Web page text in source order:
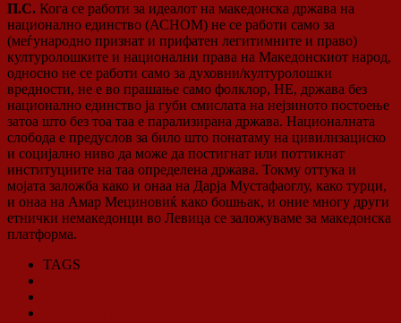
П.С. Кога се работи за идеалот на македонска држава на
национално единство (АСНОМ) не се работи само за
(меѓународно признат и прифатен легитимните и право)
културолошките и национални права на Македонскиот народ,
односно не се работи само за духовни/културолошки
вредности, не е во прашање само фолклор, НЕ, држава без
национално единство ја губи смислата на нејзиното постоење
затоа што без тоа таа е парализирана држава. Националната
слобода е предуслов за било што понатаму на цивилизациско
и социјално ниво да може да постигнат или поттикнат
институциите на таа определена држава. Токму оттука и
мојата заложба како и онаа на Дарја Мустафаоглу, како турци,
и онаа на Амар Мециновиќ како бошњак, и оние многу други
етнички немакедонци во Левица се заложуваме за македонска
платформа.
TAGS